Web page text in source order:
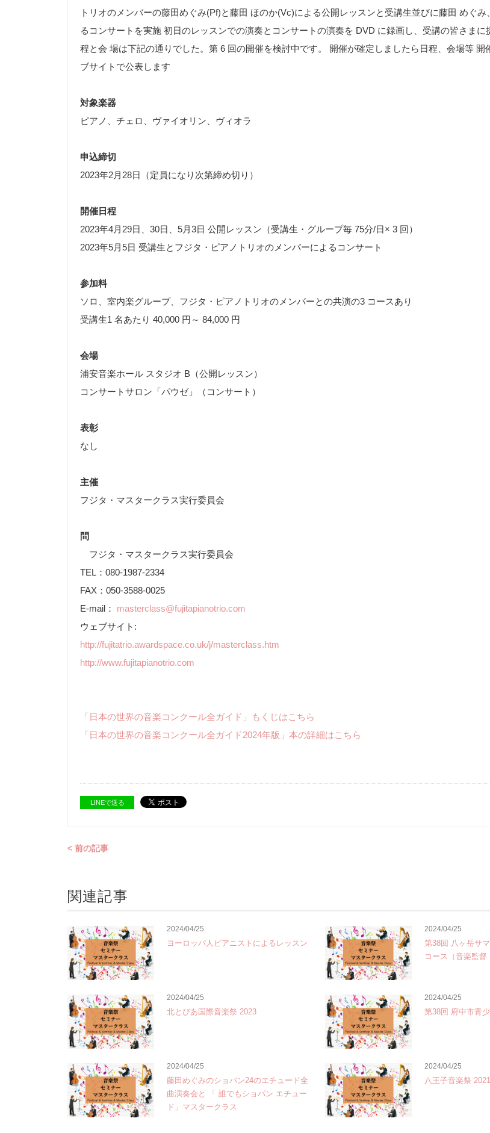
トリオのメンバーの藤田めぐみ(Pf)と藤田 ほのか(Vc)による公開レッスンと受講生並びに藤田 めぐみ
るコンサートを実施 初日のレッスンでの演奏とコンサートの演奏を DVD に録画し、受講の皆さまに
程と会 場は下記の通りでした。第 6 回の開催を検討中です。 開催が確定しましたら日程、会場等 開
ブサイトで公表します
対象楽器
ピアノ、チェロ、ヴァイオリン、ヴィオラ
申込締切
2023年2月28日（定員になり次第締め切り）
開催日程
2023年4月29日、30日、5月3日 公開レッスン（受講生・グループ毎 75分/日× 3 回）
2023年5月5日 受講生とフジタ・ピアノトリオのメンバーによるコンサート
参加料
ソロ、室内楽グループ、フジタ・ピアノトリオのメンバーとの共演の3 コースあり
受講生1 名あたり 40,000 円～ 84,000 円
会場
浦安音楽ホール スタジオ B（公開レッスン）
コンサートサロン「パウゼ」（コンサート）
表彰
なし
主催
フジタ・マスタークラス実行委員会
問
フジタ・マスタークラス実行委員会
TEL：080-1987-2334
FAX：050-3588-0025
E-mail： masterclass@fujitapianotrio.com
ウェブサイト:
http://fujitatrio.awardspace.co.uk/j/masterclass.htm
http://www.fujitapianotrio.com
「日本の世界の音楽コンクール全ガイド」もくじはこちら
「日本の世界の音楽コンクール全ガイド2024年版」本の詳細はこちら
LINEで送る
< 前の記事
関連記事
2024/04/25
ヨーロッパ人ピアニストによるレッスン
2024/04/25
第38回 八ヶ岳サ
コース（音楽監督
2024/04/25
北とぴあ国際音楽祭 2023
2024/04/25
第38回 府中市青
2024/04/25
藤田めぐみのショパン24のエチュード全
曲演奏会と 「 誰でもショパン エチュー
ド」マスタークラス
2024/04/25
八王子音楽祭 2021